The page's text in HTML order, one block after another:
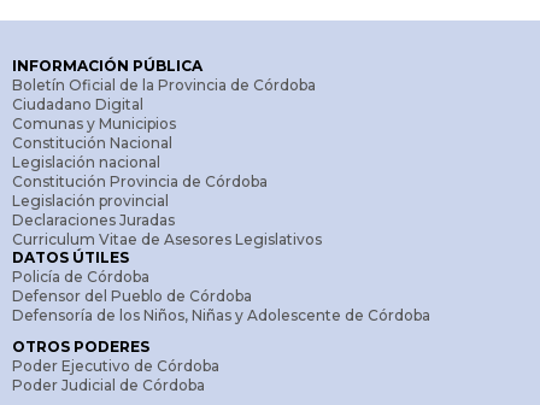
INFORMACIÓN PÚBLICA
Boletín Oficial de la Provincia de Córdoba
Ciudadano Digital
Comunas y Municipios
Constitución Nacional
Legislación nacional
Constitución Provincia de Córdoba
Legislación provincial
Declaraciones Juradas
Curriculum Vitae de Asesores Legislativos
DATOS ÚTILES
Policía de Córdoba
Defensor del Pueblo de Córdoba
Defensoría de los Niños, Niñas y Adolescente de Córdoba
OTROS PODERES
Poder Ejecutivo de Córdoba
Poder Judicial de Córdoba